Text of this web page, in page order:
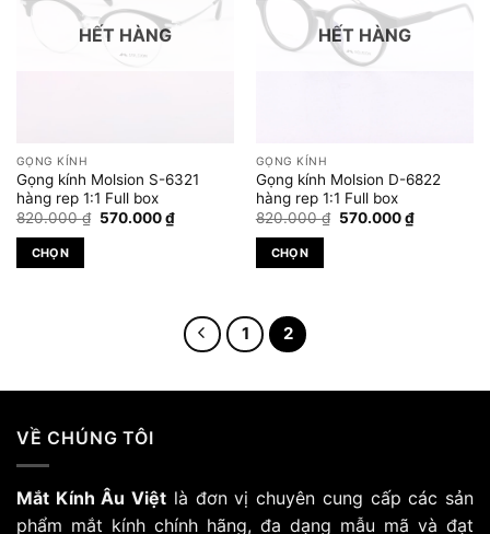
thể.
chọn
trên
trang
sản
phẩm
HẾT HÀNG
GỌNG KÍNH
Gọng kính Molsion S-6321
hàng rep 1:1 Full box
820.000₫ Giá
570.000₫Giá
hiện
CHỌN
biến
Các
tùy
có
HẾT HÀNG
GỌNG KÍNH
Gọng kính Molsion D-6822
hàng rep 1:1 Full box
820.000₫ Giá
570.000₫Giá
hiện
CHỌN
này
có
biến
có
1 2
VỀ CHÚNG TÔI
Mắt Kính Âu Việt là đơn vị chuyên cung cấp các sản
phẩm mắt kính chính hãng, đa dạng mẫu mã và đạt